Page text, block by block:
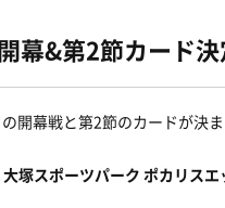
幕&第2節カード決
開幕戦と第2節のカードが決
塚スポーツパーク ポカリスエ